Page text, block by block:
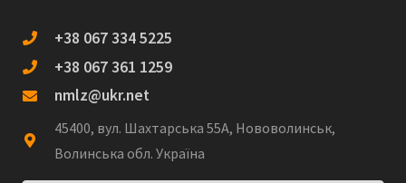
+38 067 334 5225
+38 067 361 1259
nmlz@ukr.net
45400, вул. Шахтарська 55А, Нововолинськ,
Волинська обл. Україна